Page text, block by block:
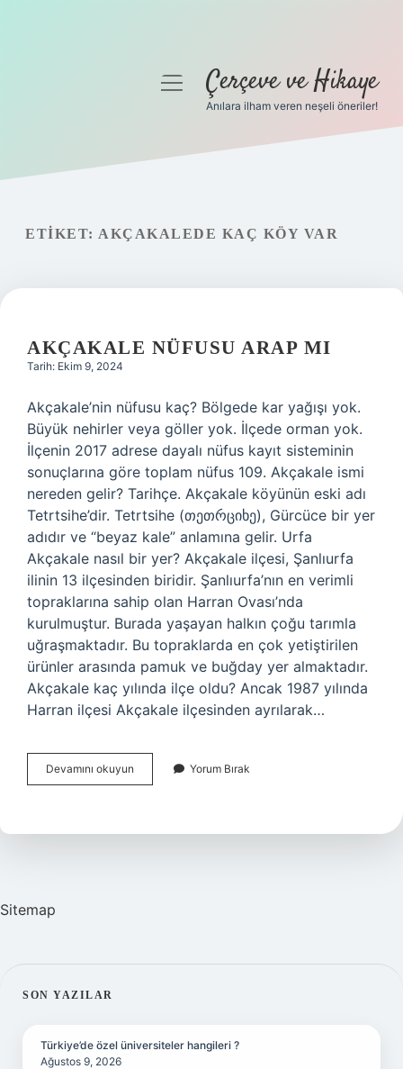
Gizlilik Politikası
menüyüÇerçeve ve Hikaye
Anılara ilham veren neşeli öneriler!
ETIKET: AKÇAKALEDE KAÇ KÖY VAR
AKÇAKALE NÜFUSU ARAP MI
Tarih: Ekim 9, 2024
Akçakale’nin nüfusu kaç? Bölgede kar yağışı yok.
Büyük nehirler veya göller yok. İlçede orman yok.
İlçenin 2017 adrese dayalı nüfus kayıt sisteminin
sonuçlarına göre toplam nüfus 109. Akçakale ismi
nereden gelir? Tarihçe. Akçakale köyünün eski adı
Tetrtsihe’dir. Tetrtsihe (თეთრციხე), Gürcüce bir yer
adıdır ve “beyaz kale” anlamına gelir. Urfa
Akçakale nasıl bir yer? Akçakale ilçesi, Şanlıurfa
ilinin 13 ilçesinden biridir. Şanlıurfa’nın en verimli
topraklarına sahip olan Harran Ovası’nda
kurulmuştur. Burada yaşayan halkın çoğu tarımla
uğraşmaktadır. Bu topraklarda en çok yetiştirilen
ürünler arasında pamuk ve buğday yer almaktadır.
Akçakale kaç yılında ilçe oldu? Ancak 1987 yılında
Harran ilçesi Akçakale ilçesinden ayrılarak…
Devamını okuyun Akçakale
Nüfusu
Yorum Bırak
Sitemap
SIDEBAR
SON YAZILAR
Türkiye’de özel üniversiteler hangileri ?
Ağustos 9, 2026